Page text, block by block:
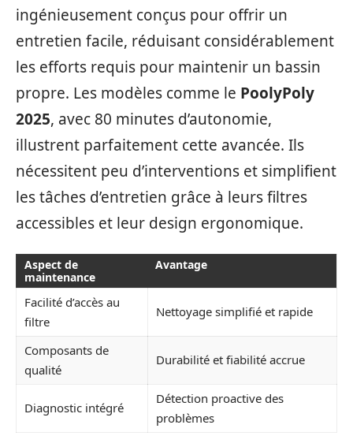
ingénieusement conçus pour offrir un
entretien facile, réduisant considérablement
les efforts requis pour maintenir un bassin
propre. Les modèles comme le PoolyPoly
2025, avec 80 minutes d’autonomie,
illustrent parfaitement cette avancée. Ils
nécessitent peu d’interventions et simplifient
les tâches d’entretien grâce à leurs filtres
accessibles et leur design ergonomique.
Aspect de
maintenance
Avantage
Facilité d’accès au
filtre
Nettoyage simplifié et rapide
Composants de
qualité
Durabilité et fiabilité accrue
Diagnostic intégré
Détection proactive des
problèmes